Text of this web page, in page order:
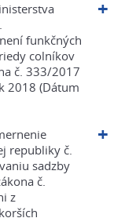
funkčných
colníkov
č. 333/2017
2018 (Dátum
republiky č.
sadzby
č.
z